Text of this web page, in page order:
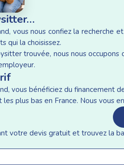
vous nous confiez la
qui la choisissez.
trouvée, nous nous occupons
vous bénéficiez du financement
les plus bas en France. Nous vous
votre devis gratuit et trouvez la